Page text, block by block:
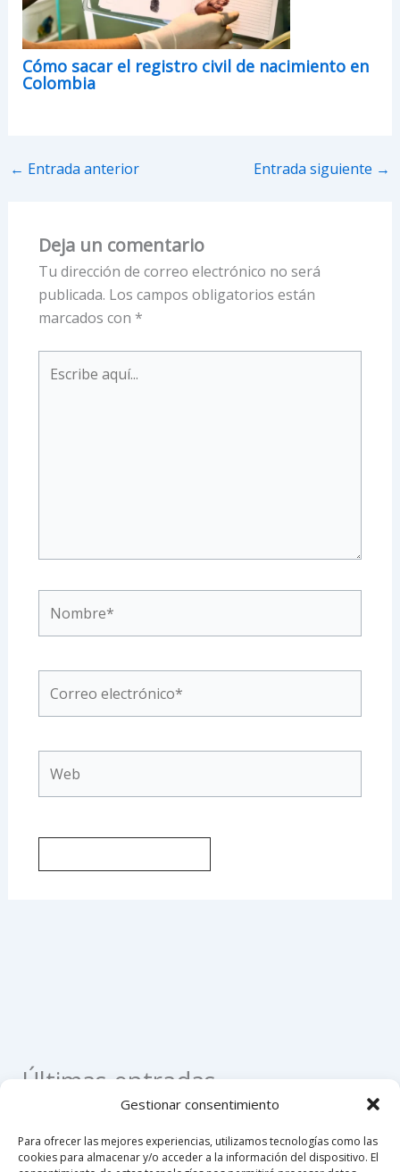
Gestionar consentimiento
Para ofrecer las mejores experiencias, utilizamos tecnologías como las
cookies para almacenar y/o acceder a la información del dispositivo. El
Cómo sacar el registro civil de nacimiento en
Colombia
← Entrada anterior Entrada siguiente →
Deja un comentario
Tu dirección de correo electrónico no será
publicada. Los campos obligatorios están
marcados con *
aquí...
electrónico*
Últimas entradas
Como apostillar un registro civil de nacimiento en
Colombia